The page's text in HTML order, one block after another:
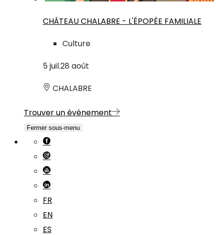
CHÂTEAU CHALABRE - L'ÉPOPÉE FAMILIALE
Culture
5 juil.28 août
CHALABRE
Trouver un événement
Fermer sous-menu
FR
EN
ES